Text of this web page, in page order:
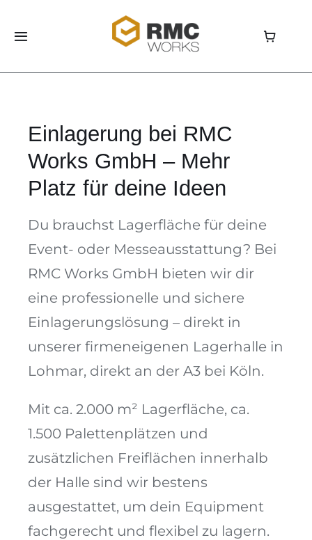
Toggle
Shop
Aluvision
Über uns
News
Kontakt
Einlagerung bei RMC
Works GmbH – Mehr
Platz für deine Ideen
Du brauchst Lagerfläche für deine
Event- oder Messeausstattung? Bei
RMC Works GmbH bieten wir dir
eine professionelle und sichere
Einlagerungslösung – direkt in
unserer firmeneigenen Lagerhalle in
Lohmar, direkt an der A3 bei Köln.
Mit ca. 2.000 m² Lagerfläche, ca.
1.500 Palettenplätzen und
zusätzlichen Freiflächen innerhalb
der Halle sind wir bestens
ausgestattet, um dein Equipment
fachgerecht und flexibel zu lagern.